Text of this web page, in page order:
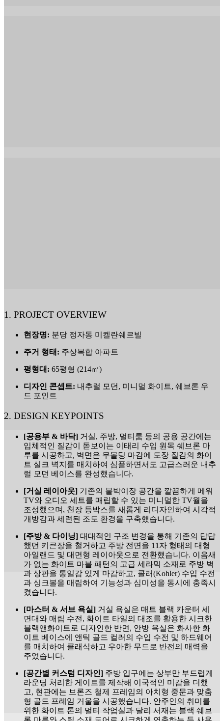
1. PROJECT OVERVIEW
현장명: 분당 정자동 미켈란쉐르빌
주거 형태: 주상복합 아파트
평형대: 65평형 (214㎡)
디자인 콘셉트: 내추럴 모던, 미니멀 화이트, 쉐브론 우
드 포인트
2. DESIGN KEYPOINTS
[공용부 & 바닥] 거실, 주방, 멀티룸 등의 공용 공간에는
입체적인 질감이 돋보이는 이태리 수입 원목 쉐브론 마
루를 시공하고, 벽면은 무몰딩 마감에 도장 질감의 화이
트 실크 벽지를 매치하여 심플하면서도 고급스러운 내추
럴 모던 베이스를 완성했습니다.
[거실 레이아웃] 기존의 붙박이장 공간을 깔끔하게 메워
TV와 오디오 세트를 매립할 수 있는 미니멀한 TV월을
조성했으며, 천장 등박스를 새롭게 리디자인하여 시각적
개방감과 세련된 조도 환경을 구축했습니다.
[주방 & 다이닝] 대대적인 구조 변경을 통해 기존의 답답
했던 키큰장을 철거하고 주방 전면을 11자 형태의 대형
아일랜드 및 대면형 레이아웃으로 전환했습니다. 이음새
가 없는 화이트 마블 패턴의 고급 세라믹 소재로 주방 벽
과 상판을 통일감 있게 마감하고, 콜러(Kohler) 수입 수전
과 싱크볼을 매립하여 기능성과 심미성을 동시에 충족시
켰습니다.
[마스터 & 서브 욕실] 거실 욕실은 매트 블랙 카운터 세
면대와 매립 수전, 화이트 타일의 대조를 활용한 시크한
블랙앤화이트로 디자인한 반면, 안방 욕실은 화사한 화
이트 베이스에 앤틱 골드 컬러의 수입 수전 및 하드웨어
를 매치하여 클래식하고 우아한 무드로 반전의 매력을
주었습니다.
[공간별 커스텀 디자인] 주방 입구에는 상부만 부드럽게
라운딩 처리한 게이트를 제작해 이국적인 미감을 더했
고, 현관에는 브론즈 철제 프레임의 아치형 중문과 맞춤
형 골드 프레임 거울을 시공했습니다. 안주인의 취미를
위한 화이트 톤의 멀티 작업실과 달리 서재는 블랙 쉐브